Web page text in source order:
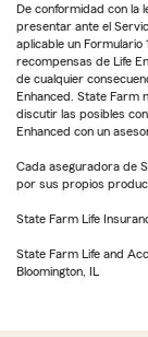
De conformidad con la
presentar ante el
aplicable un Formulario
recompensas de Life
de cualquier
Enhanced. State Farm
discutir las posibles
Enhanced con un
Cada aseguradora de
por sus propios
State Farm Life
State Farm Life and
Bloomington, IL